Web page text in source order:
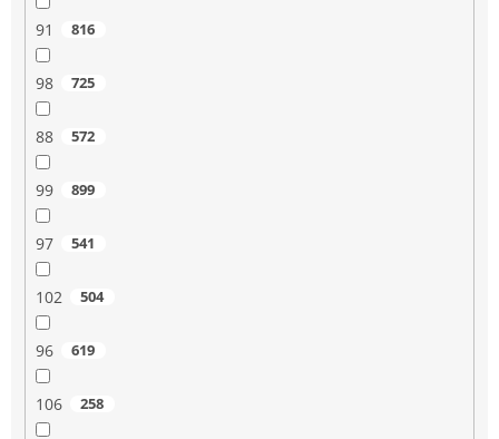
91 816
98 725
88 572
99 899
97 541
102 504
96 619
106 258